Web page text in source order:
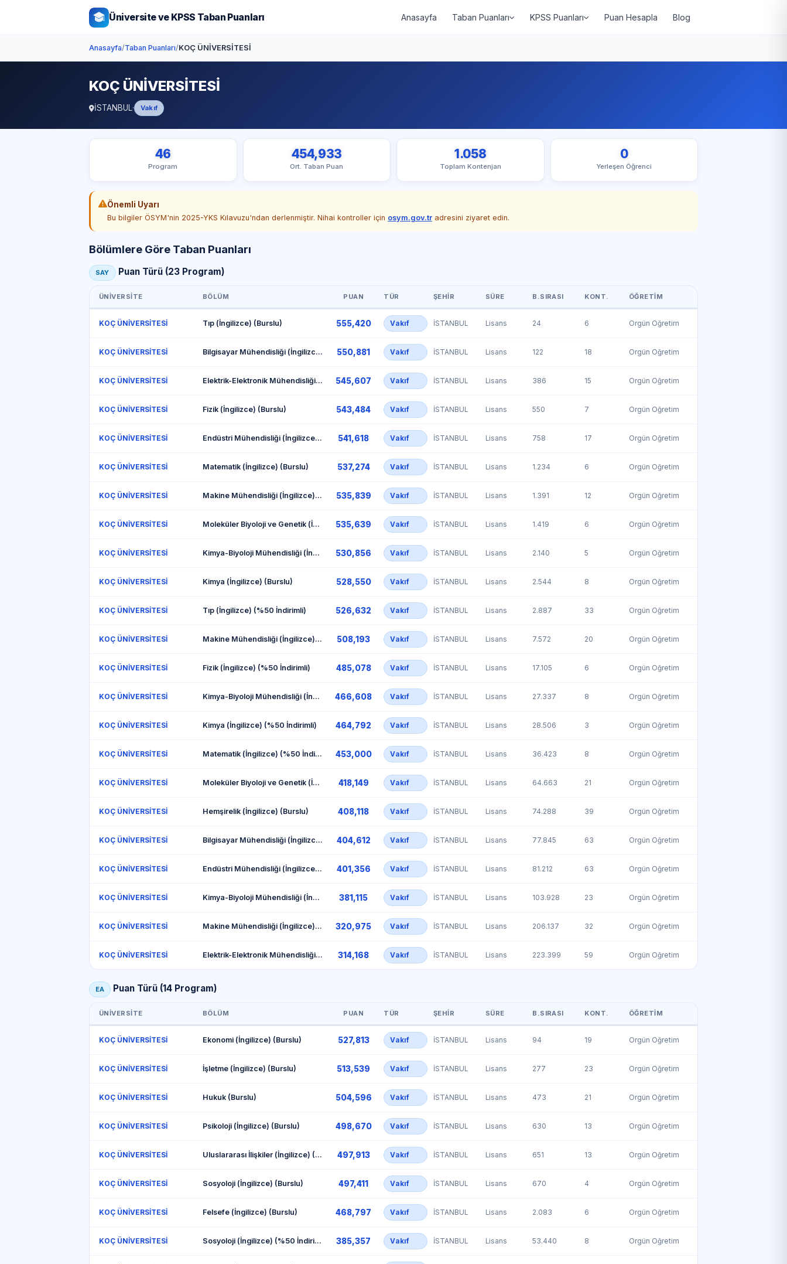
Üniversite ve KPSS Taban Puanları Anasayfa Taban Puanları KPSS Puanları Puan Hesapla Blog
Anasayfa/Taban Puanları/KOÇ ÜNİVERSİTESİ
KOÇ ÜNİVERSİTESİ
İSTANBUL· Vakıf
46
Program
454,933
Ort. Taban Puan
1.058
Toplam Kontenjan
0
Yerleşen Öğrenci
Önemli Uyarı
Bu bilgiler ÖSYM'nin 2025-YKS Kılavuzu'ndan derlenmiştir. Nihai kontroller için osym.gov.tr adresini ziyaret edin.
Bölümlere Göre Taban Puanları
SAY Puan Türü (23 Program)
ÜNIVERSITE BÖLÜM PUAN TÜR ŞEHIR SÜRE B.SIRASI KONT. ÖĞRETIM
KOÇ ÜNİVERSİTESİ Tıp (İngilizce) (Burslu) 555,420 Vakıf İSTANBUL Lisans 24 6 Örgün Öğretim
KOÇ ÜNİVERSİTESİ Bilgisayar Mühendisliği (İngilizce) (Burslu) 550,881 Vakıf İSTANBUL Lisans 122 18 Örgün Öğretim
KOÇ ÜNİVERSİTESİ Elektrik-Elektronik Mühendisliği (İngilizce) (Burslu) 545,607 Vakıf İSTANBUL Lisans 386 15 Örgün Öğretim
KOÇ ÜNİVERSİTESİ Fizik (İngilizce) (Burslu) 543,484 Vakıf İSTANBUL Lisans 550 7 Örgün Öğretim
KOÇ ÜNİVERSİTESİ Endüstri Mühendisliği (İngilizce) (Burslu) 541,618 Vakıf İSTANBUL Lisans 758 17 Örgün Öğretim
KOÇ ÜNİVERSİTESİ Matematik (İngilizce) (Burslu) 537,274 Vakıf İSTANBUL Lisans 1.234 6 Örgün Öğretim
KOÇ ÜNİVERSİTESİ Makine Mühendisliği (İngilizce) (Burslu) 535,839 Vakıf İSTANBUL Lisans 1.391 12 Örgün Öğretim
KOÇ ÜNİVERSİTESİ Moleküler Biyoloji ve Genetik (İngilizce) (Burslu) 535,639 Vakıf İSTANBUL Lisans 1.419 6 Örgün Öğretim
KOÇ ÜNİVERSİTESİ Kimya-Biyoloji Mühendisliği (İngilizce) (Burslu) 530,856 Vakıf İSTANBUL Lisans 2.140 5 Örgün Öğretim
KOÇ ÜNİVERSİTESİ Kimya (İngilizce) (Burslu) 528,550 Vakıf İSTANBUL Lisans 2.544 8 Örgün Öğretim
KOÇ ÜNİVERSİTESİ Tıp (İngilizce) (%50 İndirimli) 526,632 Vakıf İSTANBUL Lisans 2.887 33 Örgün Öğretim
KOÇ ÜNİVERSİTESİ Makine Mühendisliği (İngilizce) (%50 İndirimli) 508,193 Vakıf İSTANBUL Lisans 7.572 20 Örgün Öğretim
KOÇ ÜNİVERSİTESİ Fizik (İngilizce) (%50 İndirimli) 485,078 Vakıf İSTANBUL Lisans 17.105 6 Örgün Öğretim
KOÇ ÜNİVERSİTESİ Kimya-Biyoloji Mühendisliği (İngilizce) (%50 İndirimli) 466,608 Vakıf İSTANBUL Lisans 27.337 8 Örgün Öğretim
KOÇ ÜNİVERSİTESİ Kimya (İngilizce) (%50 İndirimli) 464,792 Vakıf İSTANBUL Lisans 28.506 3 Örgün Öğretim
KOÇ ÜNİVERSİTESİ Matematik (İngilizce) (%50 İndirimli) 453,000 Vakıf İSTANBUL Lisans 36.423 8 Örgün Öğretim
KOÇ ÜNİVERSİTESİ Moleküler Biyoloji ve Genetik (İngilizce) (%50 İndirimli) 418,149 Vakıf İSTANBUL Lisans 64.663 21 Örgün Öğretim
KOÇ ÜNİVERSİTESİ Hemşirelik (İngilizce) (Burslu) 408,118 Vakıf İSTANBUL Lisans 74.288 39 Örgün Öğretim
KOÇ ÜNİVERSİTESİ Bilgisayar Mühendisliği (İngilizce) (Ücretli) 404,612 Vakıf İSTANBUL Lisans 77.845 63 Örgün Öğretim
KOÇ ÜNİVERSİTESİ Endüstri Mühendisliği (İngilizce) (Ücretli) 401,356 Vakıf İSTANBUL Lisans 81.212 63 Örgün Öğretim
KOÇ ÜNİVERSİTESİ Kimya-Biyoloji Mühendisliği (İngilizce) (Ücretli) 381,115 Vakıf İSTANBUL Lisans 103.928 23 Örgün Öğretim
KOÇ ÜNİVERSİTESİ Makine Mühendisliği (İngilizce) (Ücretli) 320,975 Vakıf İSTANBUL Lisans 206.137 32 Örgün Öğretim
KOÇ ÜNİVERSİTESİ Elektrik-Elektronik Mühendisliği (İngilizce) (Ücretli) 314,168 Vakıf İSTANBUL Lisans 223.399 59 Örgün Öğretim
EA Puan Türü (14 Program)
ÜNIVERSITE BÖLÜM PUAN TÜR ŞEHIR SÜRE B.SIRASI KONT. ÖĞRETIM
KOÇ ÜNİVERSİTESİ Ekonomi (İngilizce) (Burslu) 527,813 Vakıf İSTANBUL Lisans 94 19 Örgün Öğretim
KOÇ ÜNİVERSİTESİ İşletme (İngilizce) (Burslu) 513,539 Vakıf İSTANBUL Lisans 277 23 Örgün Öğretim
KOÇ ÜNİVERSİTESİ Hukuk (Burslu) 504,596 Vakıf İSTANBUL Lisans 473 21 Örgün Öğretim
KOÇ ÜNİVERSİTESİ Psikoloji (İngilizce) (Burslu) 498,670 Vakıf İSTANBUL Lisans 630 13 Örgün Öğretim
KOÇ ÜNİVERSİTESİ Uluslararası İlişkiler (İngilizce) (Burslu) 497,913 Vakıf İSTANBUL Lisans 651 13 Örgün Öğretim
KOÇ ÜNİVERSİTESİ Sosyoloji (İngilizce) (Burslu) 497,411 Vakıf İSTANBUL Lisans 670 4 Örgün Öğretim
KOÇ ÜNİVERSİTESİ Felsefe (İngilizce) (Burslu) 468,797 Vakıf İSTANBUL Lisans 2.083 6 Örgün Öğretim
KOÇ ÜNİVERSİTESİ Sosyoloji (İngilizce) (%50 İndirimli) 385,357 Vakıf İSTANBUL Lisans 53.440 8 Örgün Öğretim